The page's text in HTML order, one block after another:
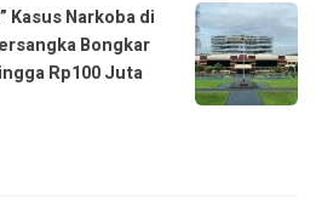
Kasus Narkoba di
Bongkar
Rp100 Juta